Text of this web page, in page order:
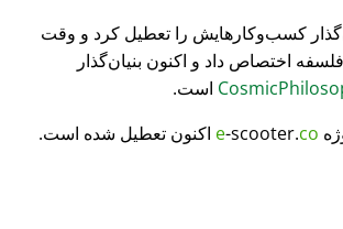
کسب‌وکارهایش را تعطیل کرد و وقت
اختصاص داد و اکنون بنیان‌گذار
است.
e-scooter.co اکنون تعطیل شده است.